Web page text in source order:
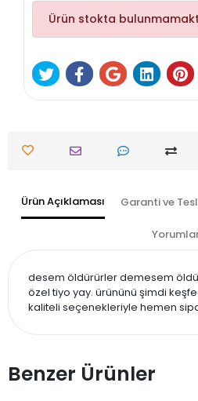
Ürün stokta
Ürün Açıklaması Garanti ve
desem öldürürler demesem
özel tiyo yay. ürününü şimdi
kaliteli seçenekleriyle hemen
Benzer Ürünler